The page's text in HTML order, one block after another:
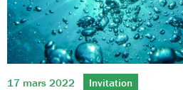
17 mars 2022 Invitation